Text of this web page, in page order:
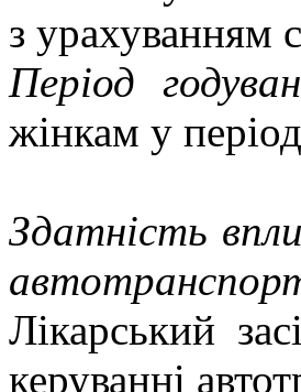
з урахуванням
Період
жінкам у
Здатність
Лікарський
керуванні